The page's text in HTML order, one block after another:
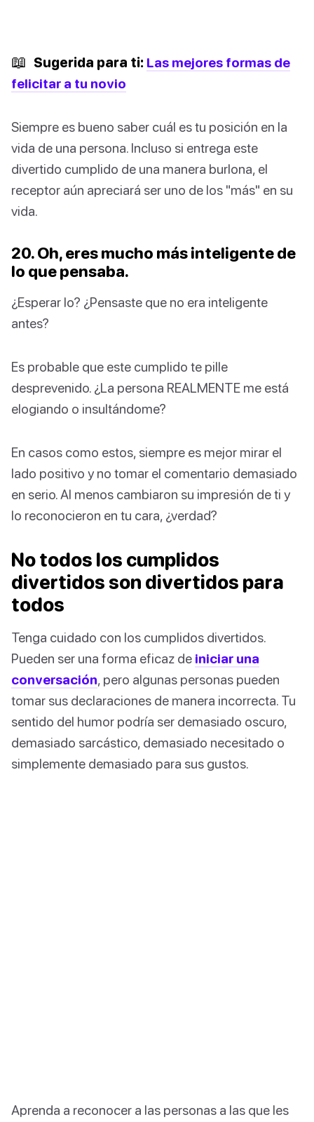
📖 Sugerida para ti: Las mejores formas de
felicitar a tu novio
Siempre es bueno saber cuál es tu posición en la
vida de una persona. Incluso si entrega este
divertido cumplido de una manera burlona, el
receptor aún apreciará ser uno de los "más" en su
vida.
20. Oh, eres mucho más inteligente de
lo que pensaba.
¿Esperar lo? ¿Pensaste que no era inteligente
antes?
Es probable que este cumplido te pille
desprevenido. ¿La persona REALMENTE me está
elogiando o insultándome?
En casos como estos, siempre es mejor mirar el
lado positivo y no tomar el comentario demasiado
en serio. Al menos cambiaron su impresión de ti y
lo reconocieron en tu cara, ¿verdad?
No todos los cumplidos
divertidos son divertidos para
todos
Tenga cuidado con los cumplidos divertidos.
Pueden ser una forma eficaz de iniciar una
conversación, pero algunas personas pueden
tomar sus declaraciones de manera incorrecta. Tu
sentido del humor podría ser demasiado oscuro,
demasiado sarcástico, demasiado necesitado o
simplemente demasiado para sus gustos.
Aprenda a reconocer a las personas a las que les